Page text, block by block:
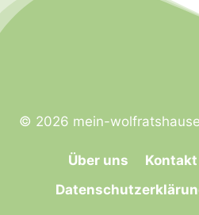
© 2026 mein-
Über uns Kontakt